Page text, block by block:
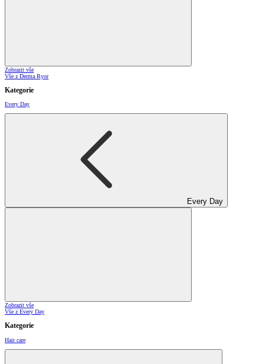
Zobrazit vše
Vše z Derma Ryor
Kategorie
Every Day
Every Day
Zobrazit vše
Vše z Every Day
Kategorie
Hair care